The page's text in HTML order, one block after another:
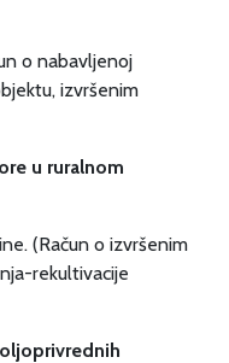
o nabavljenoj
izvršenim
u ruralnom
(Račun o izvršenim
rekultivacije